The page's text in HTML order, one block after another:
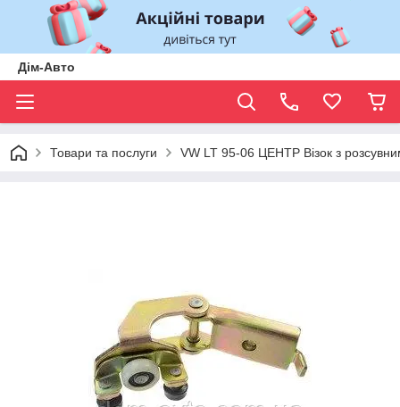
Дім-Авто
Товари та послуги VW LT 95-06 ЦЕНТР Візок з